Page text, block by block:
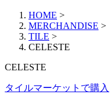
HOME >
MERCHANDISE >
TILE >
CELESTE
CELESTE
タイルマーケットで購入